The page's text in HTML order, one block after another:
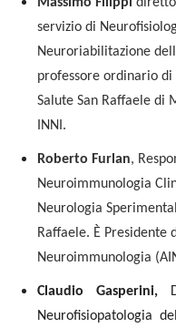
servizio di
Neuroriabilitazione
professore ordinario di
Salute San Raffaele di
INNI.
Roberto Furlan,
Neuroimmunologia
Neurologia
Raffaele. È Presidente
Neuroimmunologia
Claudio Gasperini,
Neurofisiopatologia